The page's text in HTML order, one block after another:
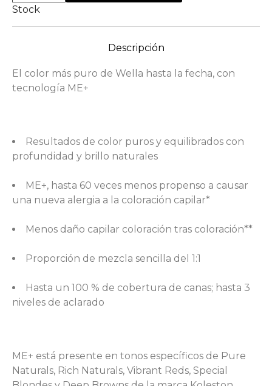
Stock
Descripción
El color más puro de Wella hasta la fecha, con
tecnología ME+
Resultados de color puros y equilibrados con
profundidad y brillo naturales
ME+, hasta 60 veces menos propenso a causar
una nueva alergia a la coloración capilar*
Menos daño capilar coloración tras coloración**
Proporción de mezcla sencilla del 1:1
Hasta un 100 % de cobertura de canas; hasta 3
niveles de aclarado
ME+ está presente en tonos específicos de Pure
Naturals, Rich Naturals, Vibrant Reds, Special